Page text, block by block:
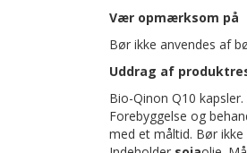
Vær opmærksom på
Bør ikke anvendes af
Uddrag af
Bio-Qinon Q10
Forebyggelse og
med et måltid. Bør